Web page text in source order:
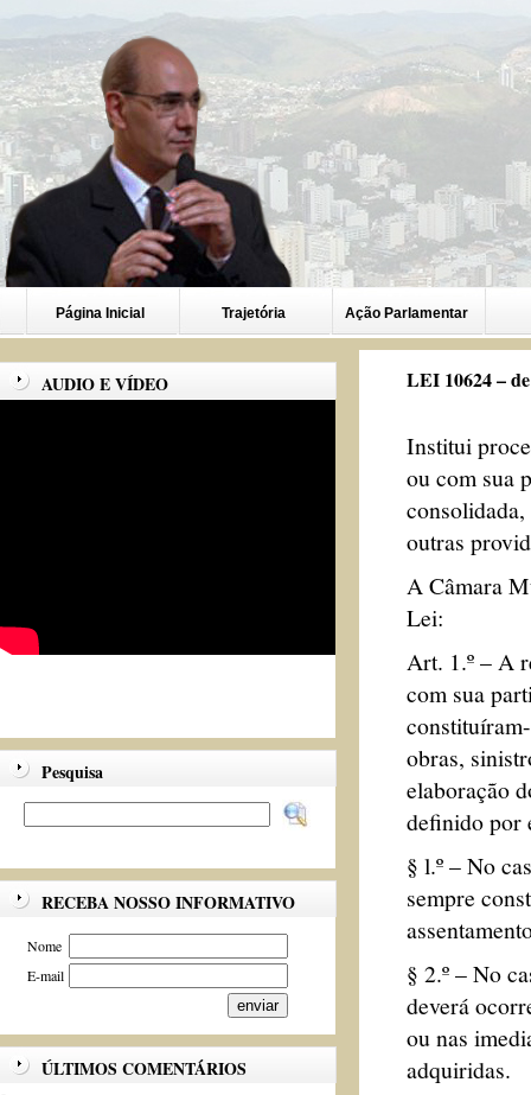
Página Inicial Trajetória Ação Parlamentar
AUDIO E VÍDEO
Pesquisa
RECEBA NOSSO INFORMATIVO
Nome
E-mail
ÚLTIMOS COMENTÁRIOS
LEI 10624 –
Institui
ou com sua
outras
A Câmara
Lei:
Art. 1.º – A
com sua
obras,
elaboração
definido por
§ l.º – No
sempre
§ 2.º – No
deverá
ou nas
adquiridas.